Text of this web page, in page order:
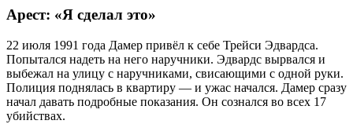
Арест: «Я сделал это»
22 июля 1991 года Дамер привёл к себе Трейси Эдвардса.
Попытался надеть на него наручники. Эдвардс вырвался и
выбежал на улицу с наручниками, свисающими с одной руки.
Полиция поднялась в квартиру — и ужас начался. Дамер сразу
начал давать подробные показания. Он сознался во всех 17
убийствах.